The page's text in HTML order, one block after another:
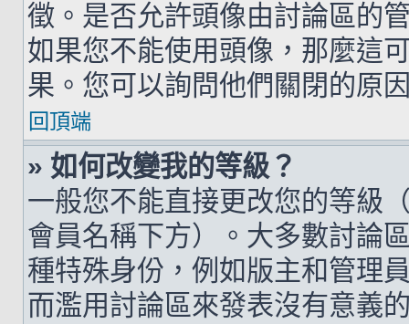
徵。是否允許頭像由討論區的
如果您不能使用頭像，那麼這
果。您可以詢問他們關閉的原
回頂端
» 如何改變我的等級？
一般您不能直接更改您的等級
會員名稱下方）。大多數討論
種特殊身份，例如版主和管理
而濫用討論區來發表沒有意義